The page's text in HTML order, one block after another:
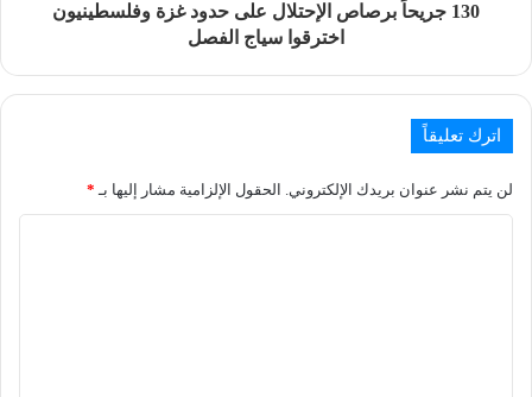
130 جريحاً برصاص الإحتلال على حدود غزة وفلسطينيون
اخترقوا سياج الفصل
اترك تعليقاً
لن يتم نشر عنوان بريدك الإلكتروني. الحقول الإلزامية مشار إليها بـ *